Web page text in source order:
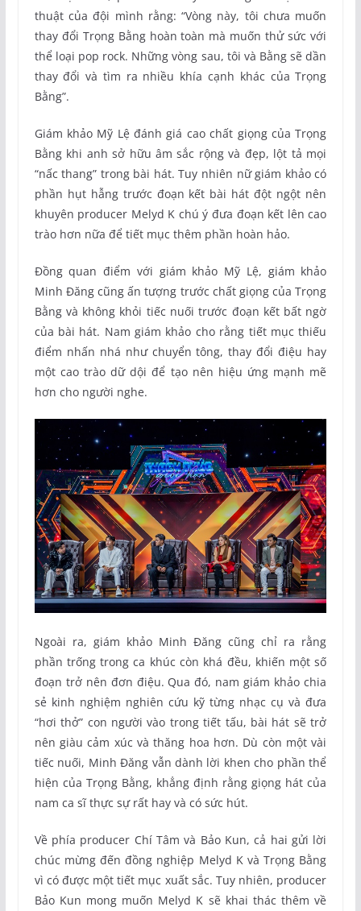
thuật của đội mình rằng: “Vòng này, tôi chưa muốn
thay đổi Trọng Bằng hoàn toàn mà muốn thử sức với
thể loại pop rock. Những vòng sau, tôi và Bằng sẽ dần
thay đổi và tìm ra nhiều khía cạnh khác của Trọng
Bằng”.
Giám khảo Mỹ Lệ đánh giá cao chất giọng của Trọng
Bằng khi anh sở hữu âm sắc rộng và đẹp, lột tả mọi
“nấc thang” trong bài hát. Tuy nhiên nữ giám khảo có
phần hụt hẫng trước đoạn kết bài hát đột ngột nên
khuyên producer Melyd K chú ý đưa đoạn kết lên cao
trào hơn nữa để tiết mục thêm phần hoàn hảo.
Đồng quan điểm với giám khảo Mỹ Lệ, giám khảo
Minh Đăng cũng ấn tượng trước chất giọng của Trọng
Bằng và không khỏi tiếc nuối trước đoạn kết bất ngờ
của bài hát. Nam giám khảo cho rằng tiết mục thiếu
điểm nhấn nhá như chuyển tông, thay đổi điệu hay
một cao trào dữ dội để tạo nên hiệu ứng mạnh mẽ
hơn cho người nghe.
Ngoài ra, giám khảo Minh Đăng cũng chỉ ra rằng
phần trống trong ca khúc còn khá đều, khiến một số
đoạn trở nên đơn điệu. Qua đó, nam giám khảo chia
sẻ kinh nghiệm nghiên cứu kỹ từng nhạc cụ và đưa
“hơi thở” con người vào trong tiết tấu, bài hát sẽ trở
nên giàu cảm xúc và thăng hoa hơn. Dù còn một vài
tiếc nuối, Minh Đăng vẫn dành lời khen cho phần thể
hiện của Trọng Bằng, khẳng định rằng giọng hát của
nam ca sĩ thực sự rất hay và có sức hút.
Về phía producer Chí Tâm và Bảo Kun, cả hai gửi lời
chúc mừng đến đồng nghiệp Melyd K và Trọng Bằng
vì có được một tiết mục xuất sắc. Tuy nhiên, producer
Bảo Kun mong muốn Melyd K sẽ khai thác thêm về